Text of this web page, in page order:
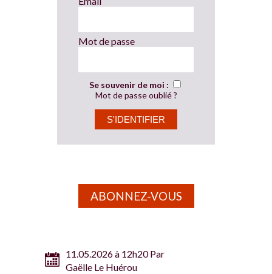
Mot de passe
Se souvenir de moi :
Mot de passe oublié ?
ABONNEZ-VOUS
11.05.2026 à 12h20 Par
Gaëlle Le Huérou